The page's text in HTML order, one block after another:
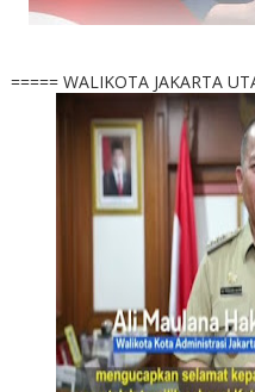
===== WALIKOTA JAKARTA